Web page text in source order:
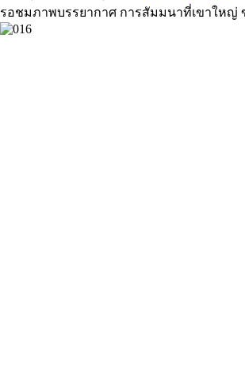
รอชมภาพบรรยากาศ การสัมมนาที่เขาใหญ่